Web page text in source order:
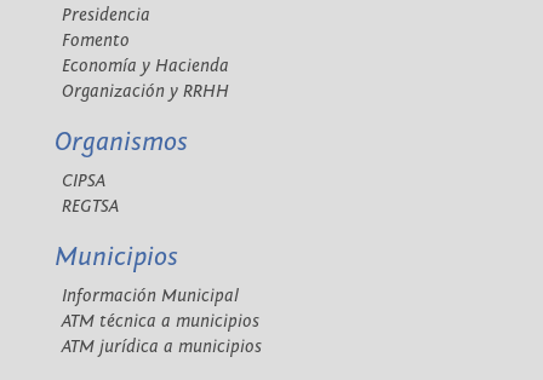
Presidencia
Fomento
Economía y Hacienda
Organización y RRHH
Organismos
CIPSA
REGTSA
Municipios
Información Municipal
ATM técnica a municipios
ATM jurídica a municipios